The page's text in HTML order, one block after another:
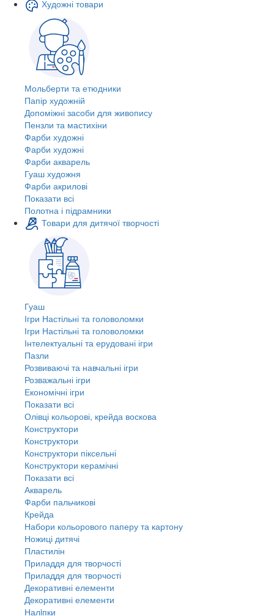
Художні товари
Мольберти та етюдники
Папір художній
Допоміжні засоби для живопису
Пензли та мастихіни
Фарби художні
Фарби художні
Фарби акварель
Гуаш художня
Фарби акрилові
Показати всі
Полотна і підрамники
Товари для дитячої творчості
Гуаш
Ігри Настільні та головоломки
Ігри Настільні та головоломки
Інтелектуальні та ерудовані ігри
Пазли
Розвиваючі та навчальні ігри
Розважальні ігри
Економічні ігри
Показати всі
Олівці кольорові, крейда воскова
Конструктори
Конструктори
Конструктори піксельні
Конструктори керамічні
Показати всі
Акварель
Фарби пальчикові
Крейда
Набори кольорового паперу та картону
Ножиці дитячі
Пластилін
Приладдя для творчості
Приладдя для творчості
Декоративні елементи
Декоративні елементи
Налiпки